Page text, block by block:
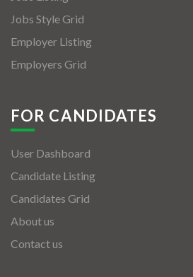
Jobs Style Grid
Employer Listing
Employers Grid
FOR CANDIDATES
User Dashboard
Candidate Listing
Candidates Grid
About us
Contact us